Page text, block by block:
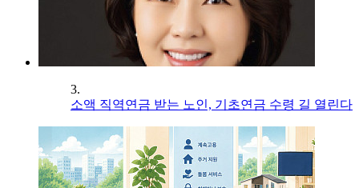
3.
소액 직역연금 받는 노인, 기초연금 수령 길 열린다